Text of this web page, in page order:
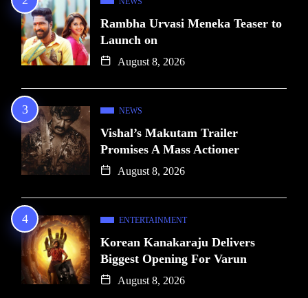
Rambha Urvasi Meneka Teaser to
Launch on
August 8, 2026
NEWS
Vishal’s Makutam Trailer
Promises A Mass Actioner
August 8, 2026
ENTERTAINMENT
Korean Kanakaraju Delivers
Biggest Opening For Varun
August 8, 2026